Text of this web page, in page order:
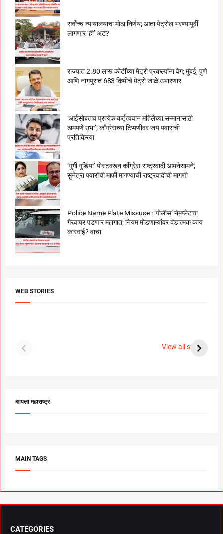
सर्वोच्च न्यायालयाचा मोठा निर्णय; आता पेट्रोल भरण्यापूर्वी
लागणार ‘ही’ अट?
राज्यात 2.80 लाख कोटींच्या मेट्रो प्रकल्पांना वेग; मुंबई, पुणे
आणि नागपुरात 683 किमीचे मेट्रो जाळे उभारणार
‘आईसोबतच प्रत्येक कर्तृत्ववान महिलेच्या सन्मानासाठी
ठामपणे उभा’; काँग्रेसच्या टिप्पणीवर जय पवारांची
प्रतिक्रिया
‘गुंगी गुडिया’ पोस्टवरून काँग्रेस-राष्ट्रवादी आमनेसामने;
सुनेत्रा पवारांची माफी मागण्याची राष्ट्रवादीची मागणी
Police Name Plate Missuse : ‘पोलीस’ नेमप्लेटचा
गैरवापर पडणार महागात; नियम मोडणाऱ्यांवर दंडात्मक काय
कारवाई? वाचा
WEB STORIES
View all stories
पूजा सावंत ने गुपचूप
आपला महाराष्ट्र
MAIN TAGS
CATEGORIES